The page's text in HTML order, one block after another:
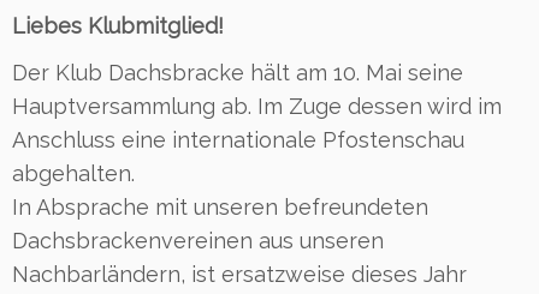
Liebes Klubmitglied!
Der Klub Dachsbracke hält am 10. Mai seine
Hauptversammlung ab. Im Zuge dessen wird im
Anschluss eine internationale Pfostenschau
abgehalten.
In Absprache mit unseren befreundeten
Dachsbrackenvereinen aus unseren
Nachbarländern, ist ersatzweise dieses Jahr